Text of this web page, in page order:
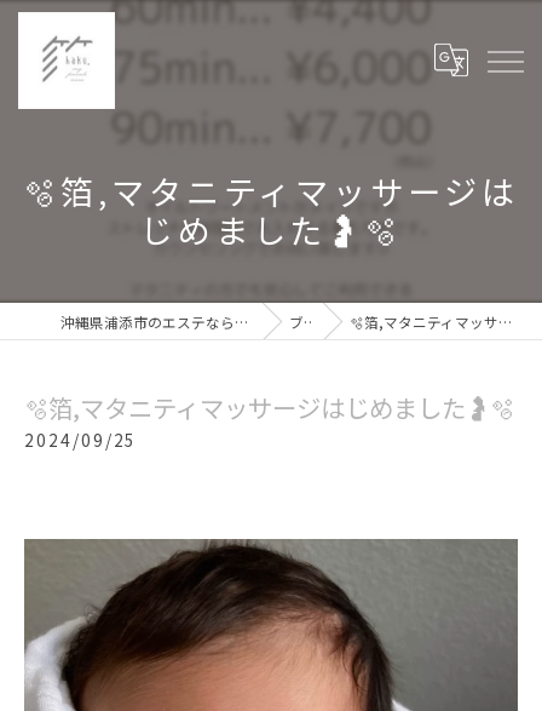
🫧箔,マタニティマッサージは
じめました🤰🫧
沖縄県浦添市のエステなら箔haku,private my room ブログ 🫧箔,マタニティマッサージはじめました🤰🫧
🫧箔,マタニティマッサージはじめました🤰🫧
2024/09/25